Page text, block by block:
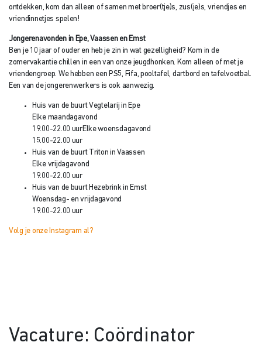
ontdekken, kom dan alleen of samen met broer(tje)s, zus(je)s, vriendjes en
vriendinnetjes spelen!
Jongerenavonden in Epe, Vaassen en Emst
Ben je 10 jaar of ouder en heb je zin in wat gezelligheid? Kom in de
zomervakantie chillen in een van onze jeugdhonken. Kom alleen of met je
vriendengroep. We hebben een PS5, Fifa, pooltafel, dartbord en tafelvoetbal.
Een van de jongerenwerkers is ook aanwezig.
Huis van de buurt Vegtelarij in Epe
Elke maandagavond
19.00-22.00 uurElke woensdagavond
15.00-22.00 uur
Huis van de buurt Triton in Vaassen
Elke vrijdagavond
19.00-22.00 uur
Huis van de buurt Hezebrink in Emst
Woensdag- en vrijdagavond
19.00-22.00 uur
Volg je onze Instagram al?
Vacature: Coördinator